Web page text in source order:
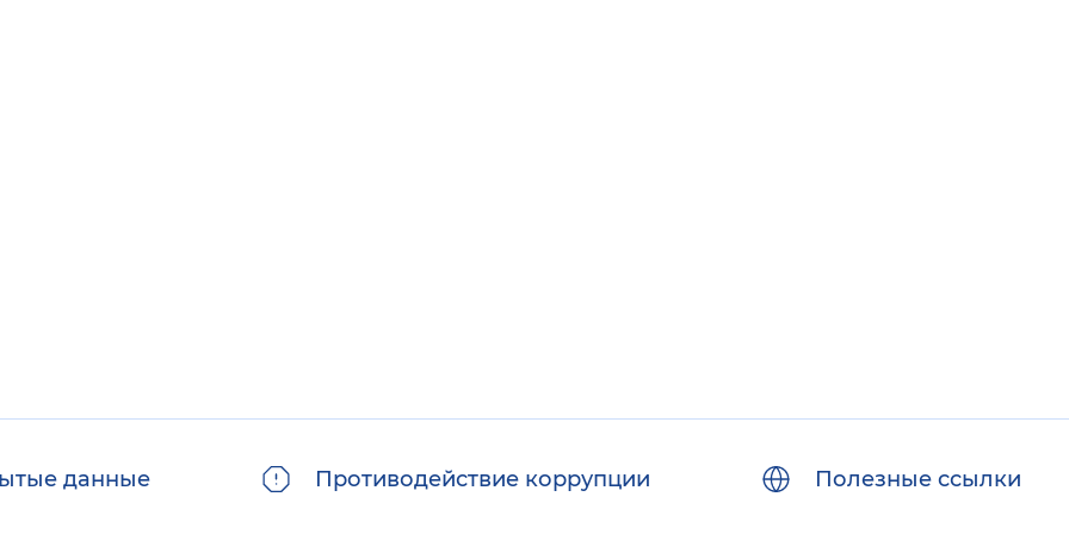
данные Противодействие коррупции Полезные ссылки